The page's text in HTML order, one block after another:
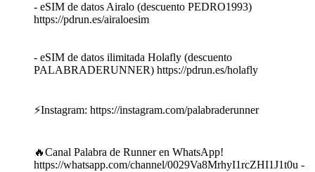
- eSIM de datos Airalo (descuento PEDRO1993)
https://pdrun.es/airaloesim
- eSIM de datos ilimitada Holafly (descuento
PALABRADERUNNER) https://pdrun.es/holafly
⚡Instagram: https://instagram.com/palabraderunner
🔥Canal Palabra de Runner en WhatsApp!
https://whatsapp.com/channel/0029Va8MrhyI1rcZHI1J1t0u -